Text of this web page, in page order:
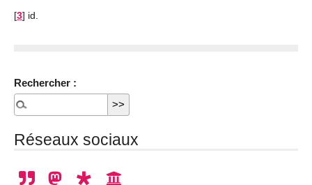
[3] id.
Rechercher :
Réseaux sociaux